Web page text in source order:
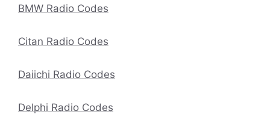
BMW Radio Codes
Citan Radio Codes
Daiichi Radio Codes
Delphi Radio Codes